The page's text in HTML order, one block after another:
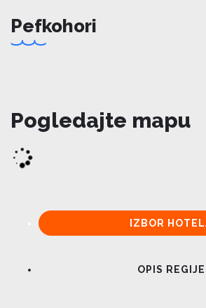
Pefkohori
Pogledajte mapu
IZBOR
OPIS REGIJE